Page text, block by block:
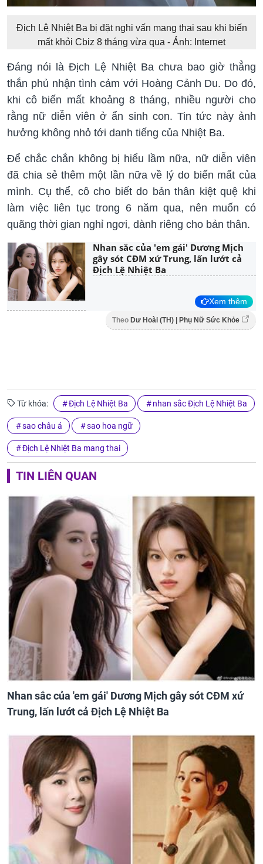
Địch Lệ Nhiệt Ba bị đặt nghi vấn mang thai sau khi biến
mất khỏi Cbiz 8 tháng vừa qua - Ảnh: Internet
Đáng nói là Địch Lệ Nhiệt Ba chưa bao giờ thẳng
thắn phủ nhận tình cảm với Hoàng Cảnh Du. Do đó,
khi cô biến mất khoảng 8 tháng, nhiều người cho
rằng nữ diễn viên ở ẩn sinh con. Tin tức này ảnh
hưởng không nhỏ tới danh tiếng của Nhiệt Ba.
Để chắc chắn không bị hiểu lầm nữa, nữ diễn viên
đã chia sẻ thêm một lần nữa về lý do biến mất của
mình. Cụ thể, cô cho biết do bản thân kiệt quệ khi
làm việc liên tục trong 6 năm qua, nên muốn có
quãng thời gian nghỉ ngơi, dành riêng cho bản thân.
Nhan sắc của 'em gái' Dương Mịch
gây sót CĐM xứ Trung, lấn lướt cả
Địch Lệ Nhiệt Ba
Xem thêm
Theo Dư Hoài (TH) | Phụ Nữ Sức Khỏe
Từ khóa: Địch Lệ Nhiệt Ba nhan sắc Địch Lệ Nhiệt Ba
sao châu á sao hoa ngữ
Địch Lệ Nhiệt Ba mang thai
TIN LIÊN QUAN
Nhan sắc của 'em gái' Dương Mịch gây sót CĐM xứ
Trung, lấn lướt cả Địch Lệ Nhiệt Ba